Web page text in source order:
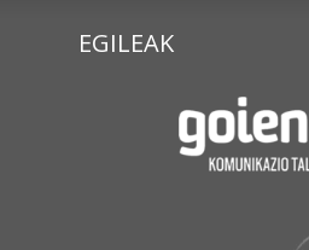
EGILEAK